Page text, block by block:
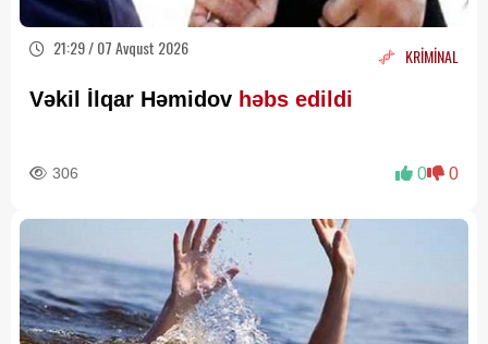
21:29 / 07 Avqust 2026 KRİMİNAL
Vəkil İlqar Həmidov həbs edildi
306 0 0